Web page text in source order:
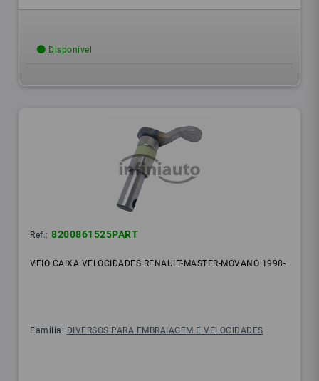
Disponível
Ref.: 8200861525PART
VEIO CAIXA VELOCIDADES RENAULT-MASTER-MOVANO 1998-
Família: DIVERSOS PARA EMBRAIAGEM E VELOCIDADES